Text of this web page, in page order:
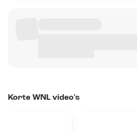
Korte WNL video's